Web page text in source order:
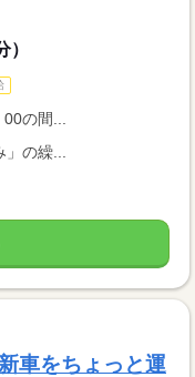
の間...
の繰...
車をちょっと運